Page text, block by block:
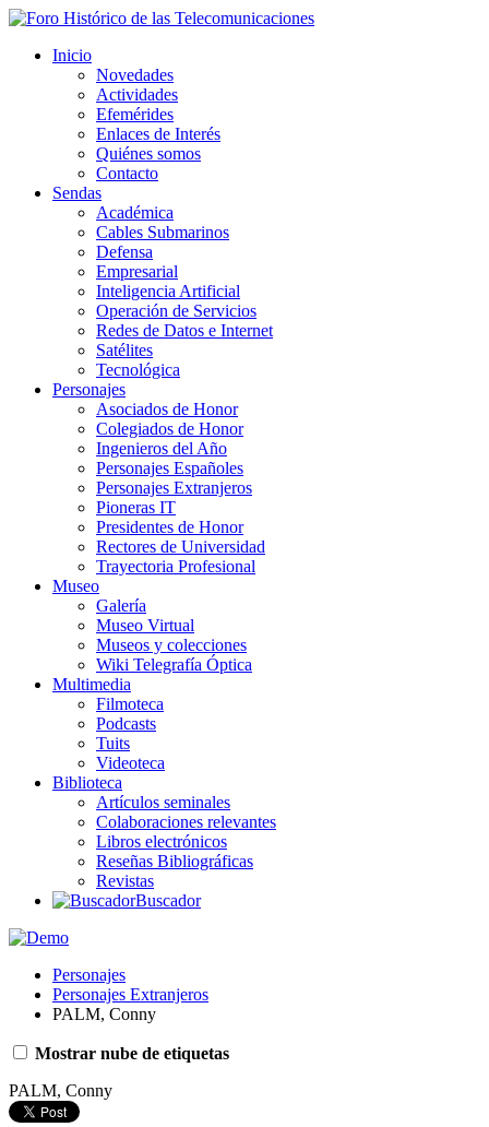
Inicio
Novedades
Actividades
Efemérides
Enlaces de Interés
Quiénes somos
Contacto
Sendas
Académica
Cables Submarinos
Defensa
Empresarial
Inteligencia Artificial
Operación de Servicios
Redes de Datos e Internet
Satélites
Tecnológica
Personajes
Asociados de Honor
Colegiados de Honor
Ingenieros del Año
Personajes Españoles
Personajes Extranjeros
Pioneras IT
Presidentes de Honor
Rectores de Universidad
Trayectoria Profesional
Museo
Galería
Museo Virtual
Museos y colecciones
Wiki Telegrafía Óptica
Multimedia
Filmoteca
Podcasts
Tuits
Videoteca
Biblioteca
Artículos seminales
Colaboraciones relevantes
Libros electrónicos
Reseñas Bibliográficas
Revistas
Buscador
Personajes
Personajes Extranjeros
PALM, Conny
Mostrar nube de etiquetas
PALM, Conny